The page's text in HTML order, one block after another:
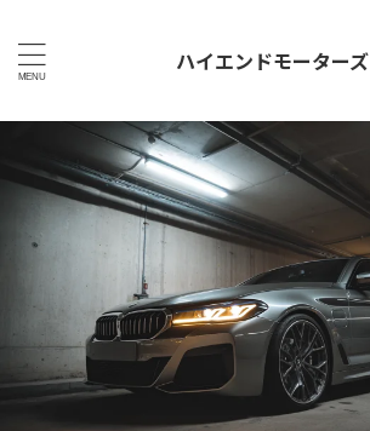
ハイエンドモーターズ